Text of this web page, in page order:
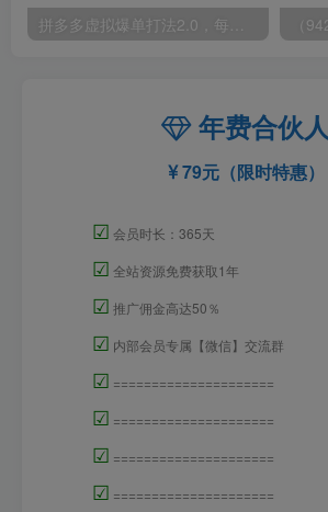
年费合伙人
79元（限时特惠）
☑ 会员时长：365天
☑ 全站资源免费获取1年
☑ 推广佣金高达50％
☑ 内部会员专属【微信】交流群
☑ =====================
☑ =====================
☑ =====================
☑ =====================